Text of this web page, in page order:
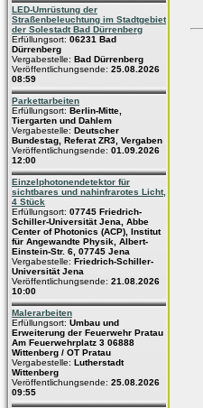
LED-Umrüstung der
Straßenbeleuchtung im Stadtgebiet
der Solestadt Bad Dürrenberg
Erfüllungsort: 06231 Bad
Dürrenberg
Vergabestelle: Bad Dürrenberg
Veröffentlichungsende: 25.08.2026
08:59
Parkettarbeiten
Erfüllungsort: Berlin-Mitte,
Tiergarten und Dahlem
Vergabestelle: Deutscher
Bundestag, Referat ZR3, Vergaben
Veröffentlichungsende: 01.09.2026
12:00
Einzelphotonendetektor für
sichtbares und nahinfrarotes Licht,
4 Stück
Erfüllungsort: 07745 Friedrich-
Schiller-Universität Jena, Abbe
Center of Photonics (ACP), Institut
für Angewandte Physik, Albert-
Einstein-Str. 6, 07745 Jena
Vergabestelle: Friedrich-Schiller-
Universität Jena
Veröffentlichungsende: 21.08.2026
10:00
Malerarbeiten
Erfüllungsort: Umbau und
Erweiterung der Feuerwehr Pratau
Am Feuerwehrplatz 3 06888
Wittenberg / OT Pratau
Vergabestelle: Lutherstadt
Wittenberg
Veröffentlichungsende: 25.08.2026
09:55